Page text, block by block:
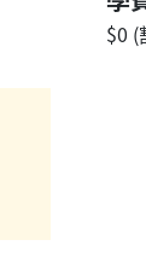
$0 (